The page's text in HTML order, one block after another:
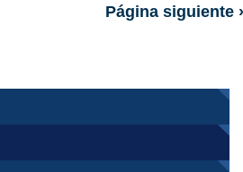
Página siguiente